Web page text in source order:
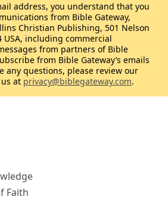
Faith
address, you understand that you
from Bible Gateway,
Christian Publishing, 501 Nelson
USA, including commercial
from partners of Bible
from Bible Gateway’s emails
any questions, please review our
at privacy@biblegateway.com.